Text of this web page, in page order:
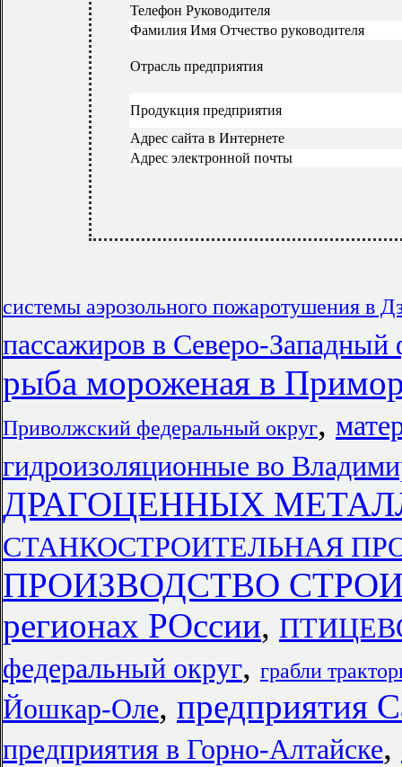
Телефон Руководителя
Фамилия Имя Отчество руководителя
Отрасль предприятия
Продукция предприятия
Адрес сайта в Интернете
Адрес электронной почты
системы аэрозольного пожаротушения в
пассажиров в Северо-Западный
рыба мороженая в
Приволжский федеральный округ,
гидроизоляционные во
ДРАГОЦЕННЫХ
СТАНКОСТРОИТЕЛЬНАЯ
ПРОИЗВОДСТВО
регионах РОссии,
федеральный округ, грабли
Йошкар-Оле, предприятия
предприятия в Горно-Алтайске,